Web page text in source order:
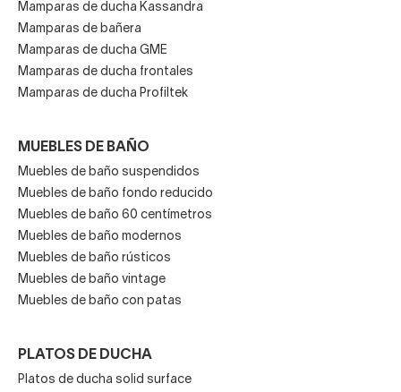
Mamparas de ducha Kassandra
Mamparas de bañera
Mamparas de ducha GME
Mamparas de ducha frontales
Mamparas de ducha Profiltek
MUEBLES DE BAÑO
Muebles de baño suspendidos
Muebles de baño fondo reducido
Muebles de baño 60 centímetros
Muebles de baño modernos
Muebles de baño rústicos
Muebles de baño vintage
Muebles de baño con patas
PLATOS DE DUCHA
Platos de ducha solid surface